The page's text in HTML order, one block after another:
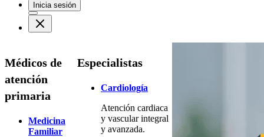
Inicia sesión
Médicos de
atención
primaria
Medicina
Familiar
Especialistas
Cardiología
Atención cardiaca
y vascular integral
y avanzada.